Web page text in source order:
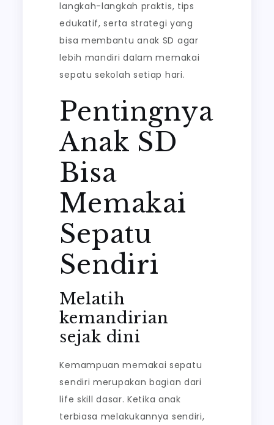
langkah-langkah praktis, tips
edukatif, serta strategi yang
bisa membantu anak SD agar
lebih mandiri dalam memakai
sepatu sekolah setiap hari.
Pentingnya
Anak SD
Bisa
Memakai
Sepatu
Sendiri
Melatih
kemandirian
sejak dini
Kemampuan memakai sepatu
sendiri merupakan bagian dari
life skill dasar. Ketika anak
terbiasa melakukannya sendiri,